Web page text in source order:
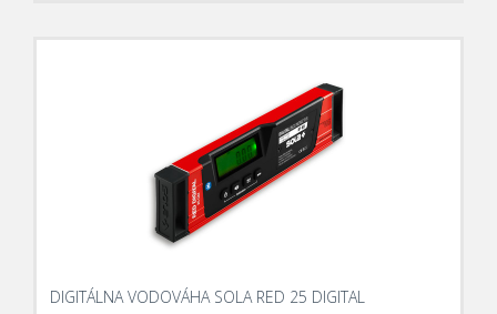
DIGITÁLNA VODOVÁHA SOLA RED 25 DIGITAL